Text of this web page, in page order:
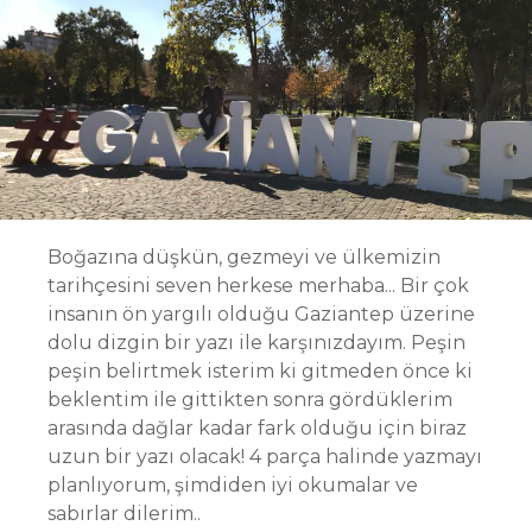
Boğazına düşkün, gezmeyi ve ülkemizin
tarihçesini seven herkese merhaba... Bir çok
insanın ön yargılı olduğu Gaziantep üzerine
dolu dizgin bir yazı ile karşınızdayım. Peşin
peşin belirtmek isterim ki gitmeden önce ki
beklentim ile gittikten sonra gördüklerim
arasında dağlar kadar fark olduğu için biraz
uzun bir yazı olacak! 4 parça halinde yazmayı
planlıyorum, şimdiden iyi okumalar ve
sabırlar dilerim..